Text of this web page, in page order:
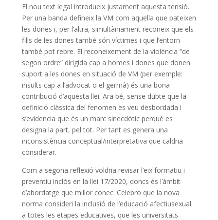
El nou text legal introdueix justament aquesta tensió.
Per una banda defineix la VM com aquella que pateixen
les dones i, per l’altra, simultàniament reconeix que els
fills de les dones també són víctimes i que l’entorn
també pot rebre. El reconeixement de la violència “de
segon ordre” dirigida cap a homes i dones que donen
suport a les dones en situació de VM (per exemple:
insults cap a l’advocat o el germà) és una bona
contribució d’aquesta llei. Ara bé, sense dubte que la
definició clàssica del fenomen es veu desbordada i
s’evidencia que és un marc sinecdòtic perquè es
designa la part, pel tot. Per tant es genera una
inconsistència conceptual/interpretativa que caldria
considerar.
Com a segona reflexió voldria revisar l’eix formatiu i
preventiu inclòs en la llei 17/2020, doncs és l’àmbit
d’abordatge que millor conec. Celebro que la nova
norma consideri la inclusió de l’educació afectiusexual
a totes les etapes educatives, que les universitats